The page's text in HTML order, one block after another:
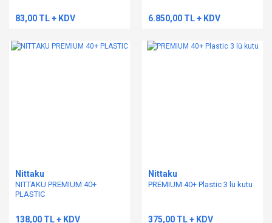
83,00 TL + KDV 6.850,00 TL + KDV
Nittaku
NITTAKU PREMIUM 40+
PLASTIC
138,00 TL + KDV
Nittaku
PREMIUM 40+ Plastic 3 lü kutu
375,00 TL + KDV